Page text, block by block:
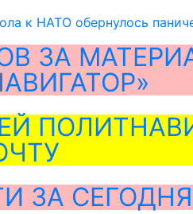
к НАТО обернулось
ЗА
ЗА СЕГОДНЯ